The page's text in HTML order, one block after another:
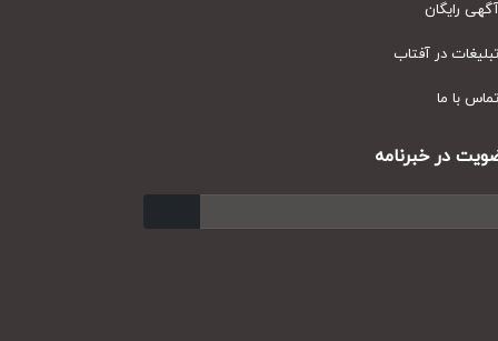
رایگان
در آفتاب
با ما
در خبرنامه